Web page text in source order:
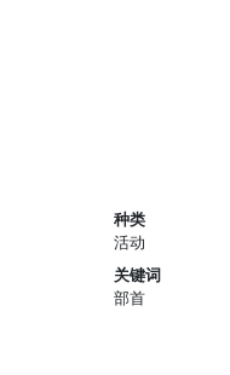
种类
活动
关键词
部首